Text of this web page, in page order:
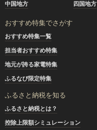
中国地方
四国地方
おすすめ特集でさがす
おすすめ特集一覧
担当者おすすめ特集
地元が誇る家電特集
ふるなび限定特集
ふるさと納税を知る
ふるさと納税とは？
控除上限額シミュレーション